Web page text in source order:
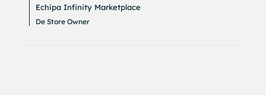
Echipa Infinity Marketplace
De Store Owner